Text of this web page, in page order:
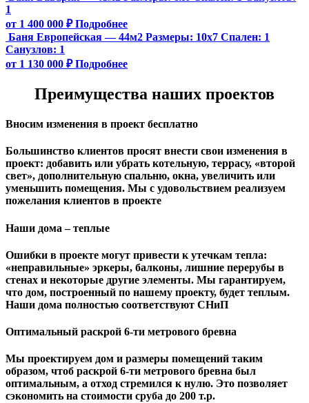
1
от 1 400 000 ₽ Подробнее
Баня Европейская — 44м2 Размеры: 10х7 Спален: 1
Санузлов: 1
от 1 130 000 ₽ Подробнее
Преимущества наших проектов
Вносим изменения в проект бесплатно
Большинство клиентов просят внести свои изменения в
проект: добавить или убрать котельную, террасу, «второй
свет», дополнительную спальню, окна, увеличить или
уменьшить помещения. Мы с удовольствием реализуем
пожелания клиентов в проекте
Наши дома – теплые
Ошибки в проекте могут привести к утечкам тепла:
«неправильные» эркеры, балконы, лишние перерубы в
стенах и некоторые другие элементы. Мы гарантируем,
чтo дом, построенный по нашему проекту, будет теплым.
Наши дома полностью соответствуют СНиП
Оптимальный раскрой 6-ти метрового бревна
Мы проектируем дом и размеры помещений таким
образом, чтоб раскрой 6-ти метрового бревна был
оптимальным, а отход стремился к нулю. Это позволяет
сэкономить на стоимости сруба до 200 т.р.